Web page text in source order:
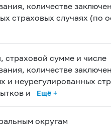
количестве
страховых случаях (по
страховой сумме и числе
количестве
и неурегулированных
и
Ещё +
округам